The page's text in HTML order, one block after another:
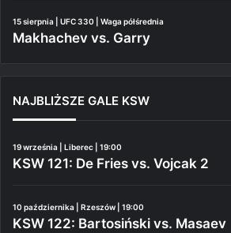
15 sierpnia | UFC 330 | Waga półśrednia
Makhachev vs. Garry
NAJBLIŻSZE GALE KSW
19 września | Liberec | 19:00
KSW 121: De Fries vs. Vojcak 2
10 października | Rzeszów | 19:00
KSW 122: Bartosiński vs. Masaev